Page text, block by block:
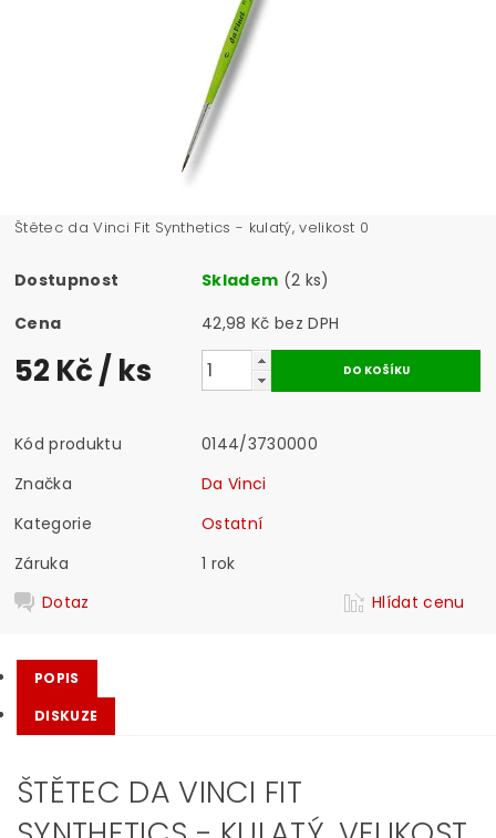
Štětec da Vinci Fit Synthetics - kulatý, velikost 0
Dostupnost Skladem (2 ks)
Cena
42,98 Kč bez DPH
52 Kč/ ks
Kód produktu
0144/3730000
Značka
Da Vinci
Kategorie
Ostatní
Záruka
1 rok
Dotaz
Hlídat cenu
POPIS
DISKUZE
ŠTĚTEC DA VINCI FIT